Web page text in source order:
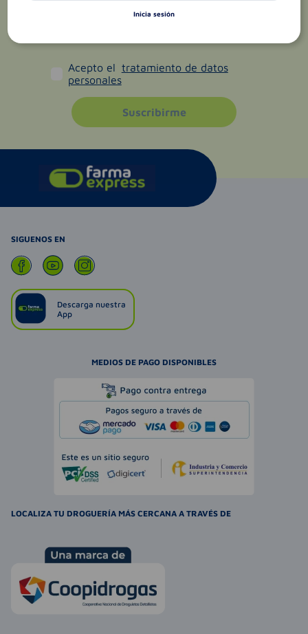
Acepto el tratamiento de datos
personales
Suscribirme
SIGUENOS EN
Descarga nuestra
App
MEDIOS DE PAGO DISPONIBLES
LOCALIZA TU DROGUERÍA MÁS CERCANA A TRAVÉS DE
Inicia sesión